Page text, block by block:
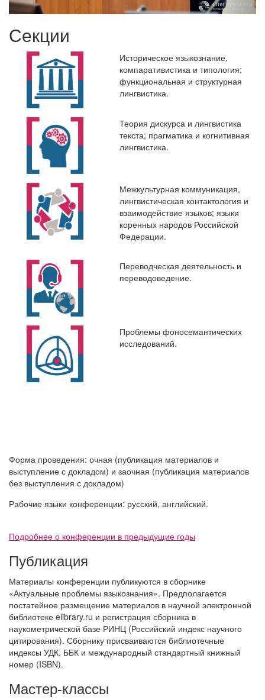
Секции
Историческое языкознание,
компаративистика и типология;
функциональная и структурная
лингвистика.
Теория дискурса и лингвистика
текста; прагматика и когнитивная
лингвистика.
Межкультурная коммуникация,
лингвистическая контактология и
взаимодействие языков; языки
коренных народов Российской
Федерации.
Переводческая деятельность и
переводоведение.
Проблемы фоносемантических
исследований.
Форма проведения: очная (публикация материалов и
выступление с докладом) и заочная (публикация материалов
без выступления с докладом)
Рабочие языки конференции: русский, английский.
Подробнее о конференции в предыдущие годы
Публикация
Материалы конференции публикуются в сборнике
«Актуальные проблемы языкознания». Предполагается
постатейное размещение материалов в научной электронной
библиотеке elibrary.ru и регистрация сборника в
наукометрической базе РИНЦ (Российский индекс научного
цитирования). Сборнику присваиваются библиотечные
индексы УДК, ББК и международный стандартный книжный
номер (ISBN).
Мастер-классы